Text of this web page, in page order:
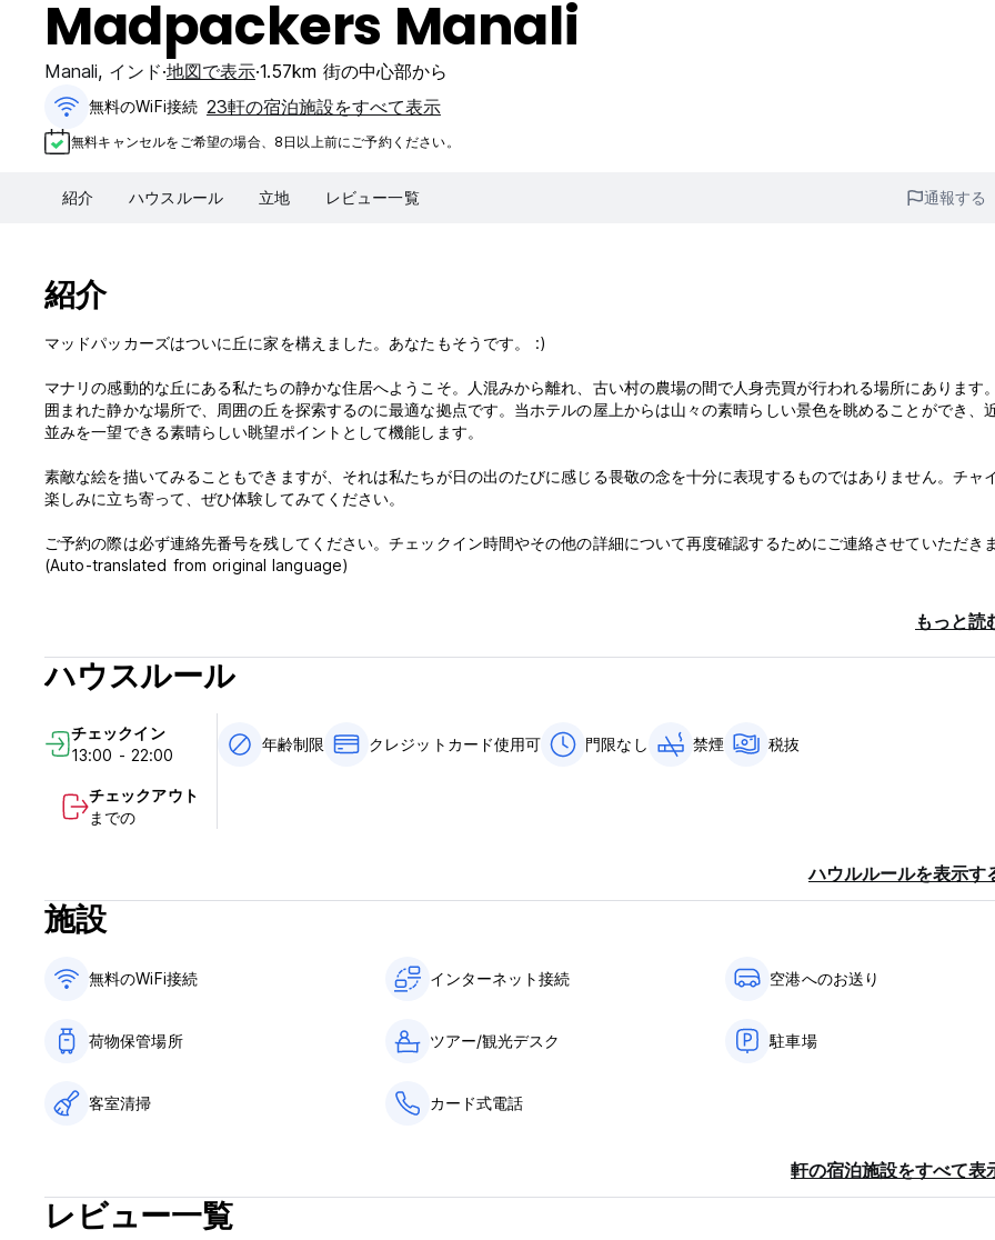
Madpackers Manali
Manali, インド 地図で表示 1.57km 街の中心部から
無料のWiFi接続 23軒の宿泊施設をすべて表示
無料キャンセルをご希望の場合、8日以上前にご予約ください。
紹介 ハウスルール 立地 レビュー一覧 通報する
紹介
マッドパッカーズはついに丘に家を構えました。あなたもそうです。 :)
マナリの感動的な丘にある私たちの静かな住居へようこそ。人混みから離れ、古い村の農場の間で人身売買が行われる場所にあります
囲まれた静かな場所で、周囲の丘を探索するのに最適な拠点です。当ホテルの屋上からは山々の素晴らしい景色を眺めることができ、
並みを一望できる素晴らしい眺望ポイントとして機能します。
素敵な絵を描いてみることもできますが、それは私たちが日の出のたびに感じる畏敬の念を十分に表現するものではありません。チャ
楽しみに立ち寄って、ぜひ体験してみてください。
ご予約の際は必ず連絡先番号を残してください。チェックイン時間やその他の詳細について再度確認するためにご連絡させていただき
(Auto-translated from original language)
もっと読
ハウスルール
チェックイン
13:00 - 22:00
チェックアウト
までの
年齢制限 クレジットカード使用可 門限なし 禁煙 税抜
ハウルルールを表示す
施設
無料のWiFi接続 インターネット接続 空港へのお送り
荷物保管場所 ツアー/観光デスク 駐車場
客室清掃 カード式電話
軒の宿泊施設をすべて表
レビュー一覧